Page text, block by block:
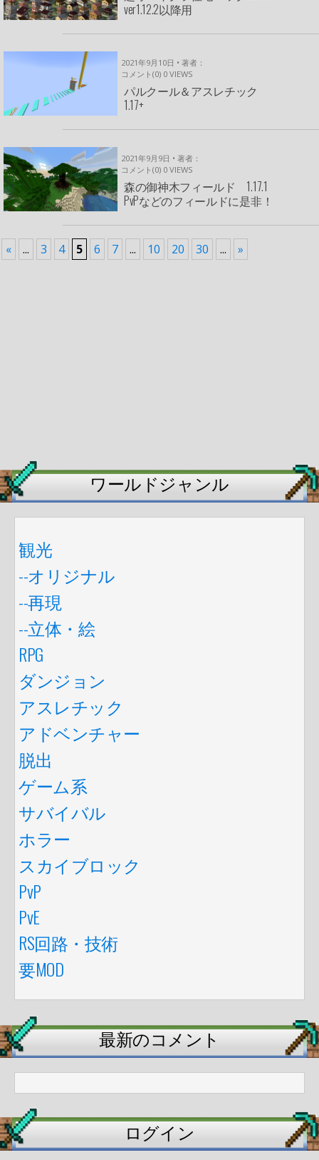
ver1.12.2以降用
2021年9月10日 • 著者：
コメント(0) 0 VIEWS
パルクール＆アスレチック
1.17+
2021年9月9日 • 著者：
コメント(0) 0 VIEWS
森の御神木フィールド 1.17.1
PvPなどのフィールドに是非！
« ... 3 4 5 6 7 ... 10 20 30 ... »
ワールドジャンル
観光
--オリジナル
--再現
--立体・絵
RPG
ダンジョン
アスレチック
アドベンチャー
脱出
ゲーム系
サバイバル
ホラー
スカイブロック
PvP
PvE
RS回路・技術
要MOD
最新のコメント
ログイン